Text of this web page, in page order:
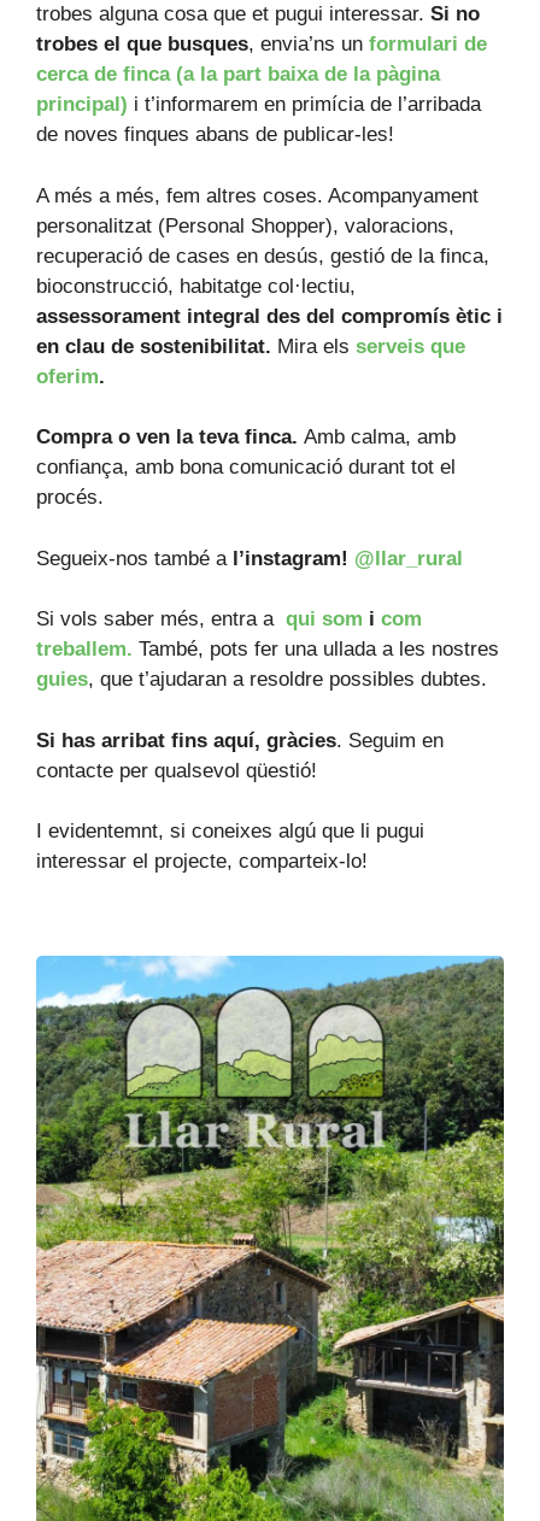
trobes alguna cosa que et pugui interessar. Si no
trobes el que busques, envia’ns un formulari de
cerca de finca (a la part baixa de la pàgina
principal) i t’informarem en primícia de l’arribada
de noves finques abans de publicar-les!
A més a més, fem altres coses. Acompanyament
personalitzat (Personal Shopper), valoracions,
recuperació de cases en desús, gestió de la finca,
bioconstrucció, habitatge col·lectiu,
assessorament integral des del compromís ètic i
en clau de sostenibilitat. Mira els serveis que
oferim.
Compra o ven la teva finca. Amb calma, amb
confiança, amb bona comunicació durant tot el
procés.
Segueix-nos també a l’instagram! @llar_rural
Si vols saber més, entra a qui som i com
treballem. També, pots fer una ullada a les nostres
guies, que t’ajudaran a resoldre possibles dubtes.
Si has arribat fins aquí, gràcies. Seguim en
contacte per qualsevol qüestió!
I evidentemnt, si coneixes algú que li pugui
interessar el projecte, comparteix-lo!